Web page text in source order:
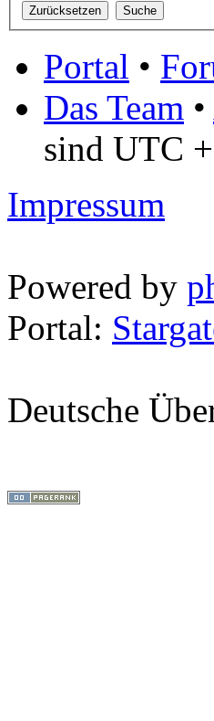
Portal •
Das Team •
sind UTC
Impressum
Powered by
Portal:
Deutsche